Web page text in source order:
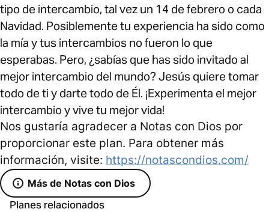
tipo de intercambio, tal vez un 14 de febrero o cada
Navidad. Posiblemente tu experiencia ha sido como
la mía y tus intercambios no fueron lo que
esperabas. Pero, ¿sabías que has sido invitado al
mejor intercambio del mundo? Jesús quiere tomar
todo de ti y darte todo de Él. ¡Experimenta el mejor
intercambio y vive tu mejor vida!
Nos gustaría agradecer a Notas con Dios por
proporcionar este plan. Para obtener más
información, visite: https://notascondios.com/
Más de Notas con Dios
Planes relacionados